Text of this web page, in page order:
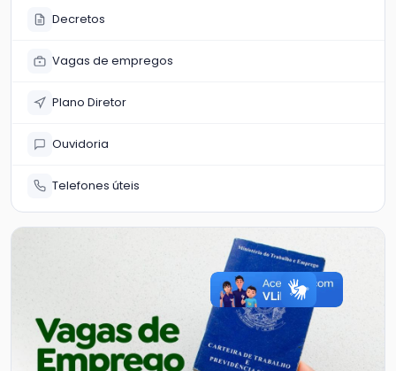
Decretos
Vagas de empregos
Plano Diretor
Ouvidoria
Telefones úteis